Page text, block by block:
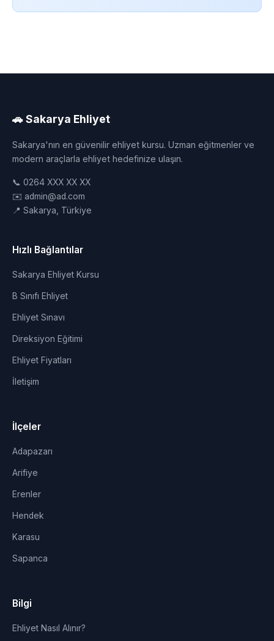
🚗 Sakarya Ehliyet
Sakarya'nın en güvenilir ehliyet kursu. Uzman eğitmenler ve
modern araçlarla ehliyet hedefinize ulaşın.
📞 0264 XXX XX XX
✉️ admin@ad.com
📍 Sakarya, Türkiye
Hızlı Bağlantılar
Sakarya Ehliyet Kursu
B Sınıfı Ehliyet
Ehliyet Sınavı
Direksiyon Eğitimi
Ehliyet Fiyatları
İletişim
İlçeler
Adapazarı
Arifiye
Erenler
Hendek
Karasu
Sapanca
Bilgi
Ehliyet Nasıl Alınır?